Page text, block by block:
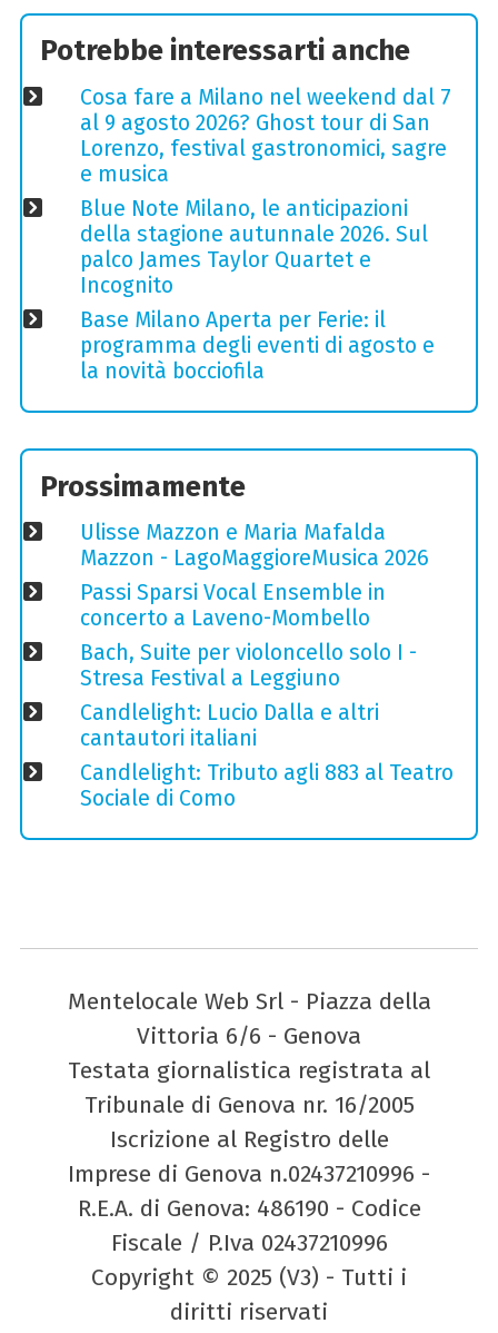
Potrebbe interessarti anche
Cosa fare a Milano nel weekend dal 7
al 9 agosto 2026? Ghost tour di San
Lorenzo, festival gastronomici, sagre
e musica
Blue Note Milano, le anticipazioni
della stagione autunnale 2026. Sul
palco James Taylor Quartet e
Incognito
Base Milano Aperta per Ferie: il
programma degli eventi di agosto e
la novità bocciofila
Prossimamente
Ulisse Mazzon e Maria Mafalda
Mazzon - LagoMaggioreMusica 2026
Passi Sparsi Vocal Ensemble in
concerto a Laveno-Mombello
Bach, Suite per violoncello solo I -
Stresa Festival a Leggiuno
Candlelight: Lucio Dalla e altri
cantautori italiani
Candlelight: Tributo agli 883 al Teatro
Sociale di Como
Mentelocale Web Srl - Piazza della
Vittoria 6/6 - Genova
Testata giornalistica registrata al
Tribunale di Genova nr. 16/2005
Iscrizione al Registro delle
Imprese di Genova n.02437210996 -
R.E.A. di Genova: 486190 - Codice
Fiscale / P.Iva 02437210996
Copyright © 2025 (V3) - Tutti i
diritti riservati